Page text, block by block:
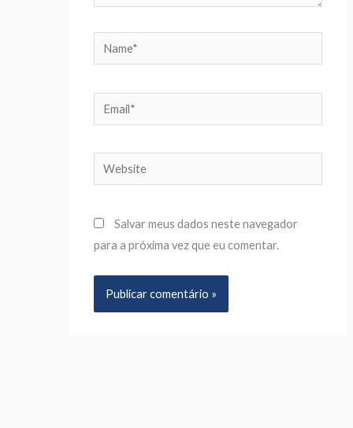
Name*
Email*
Website
Salvar meus dados neste navegador
para a próxima vez que eu comentar.